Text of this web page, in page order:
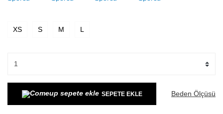
XS S M L
SEPETE EKLE Beden Ölçüsü